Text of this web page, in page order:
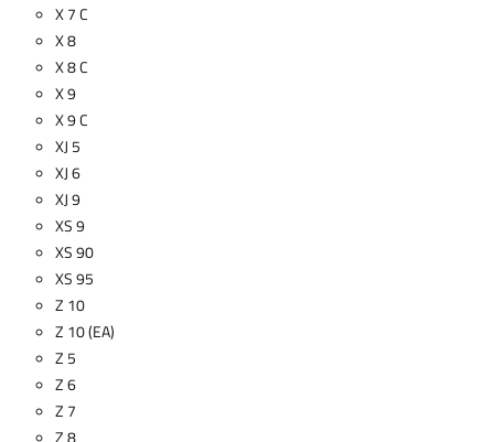
X 7 C
X 8
X 8 C
X 9
X 9 C
XJ 5
XJ 6
XJ 9
XS 9
XS 90
XS 95
Z 10
Z 10 (EA)
Z 5
Z 6
Z 7
Z 8